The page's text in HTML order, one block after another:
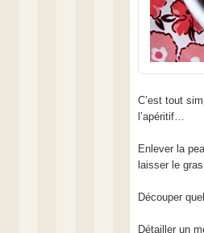
C’est tout
l’apéritif…
Enlever la
laisser le
Découper
Détailler un